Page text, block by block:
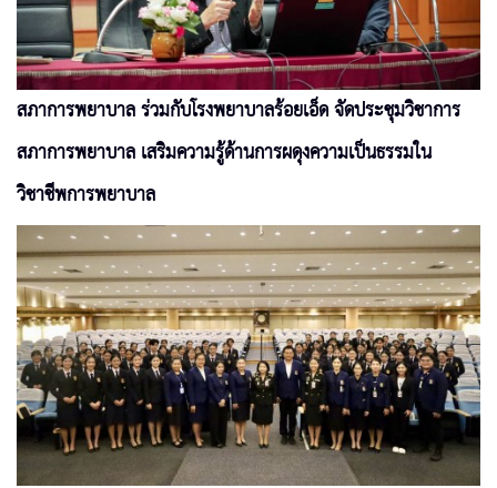
สภาการพยาบาล ร่วมกับโรงพยาบาลร้อยเอ็ด จัดประชุมวิชาการ
สภาการพยาบาล เสริมความรู้ด้านการผดุงความเป็นธรรมใน
วิชาชีพการพยาบาล